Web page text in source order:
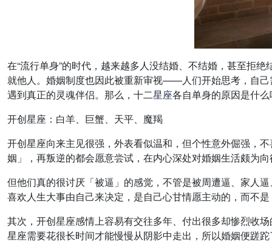
在“流行单身”的时代，越来越多人没结婚、不结婚，甚至拒
就他人。婚姻制度也因此被重新审视——人们开始思考，自
遇到真正的灵魂伴侣。那么，十二星座各自单身的原因是什
开创星座：白羊、巨蟹、天平、魔羯
开创星座向来主见很强，外表看似温和，但个性意外倔强，
姻」，再叛逆的都会愿意尝试，在内心深处对婚姻生活颇为
但他们真的很讨厌「被逼」的感觉，不管是被周遭逼、家人
喜欢人生大事由自己来决定，是自己心甘情愿主动的，而不
其次，开创星座感情上容易有交往多年、付出很多却惨烈收
星座需要花很长时间才能慢慢从阴影中走出，所以婚姻便蹉